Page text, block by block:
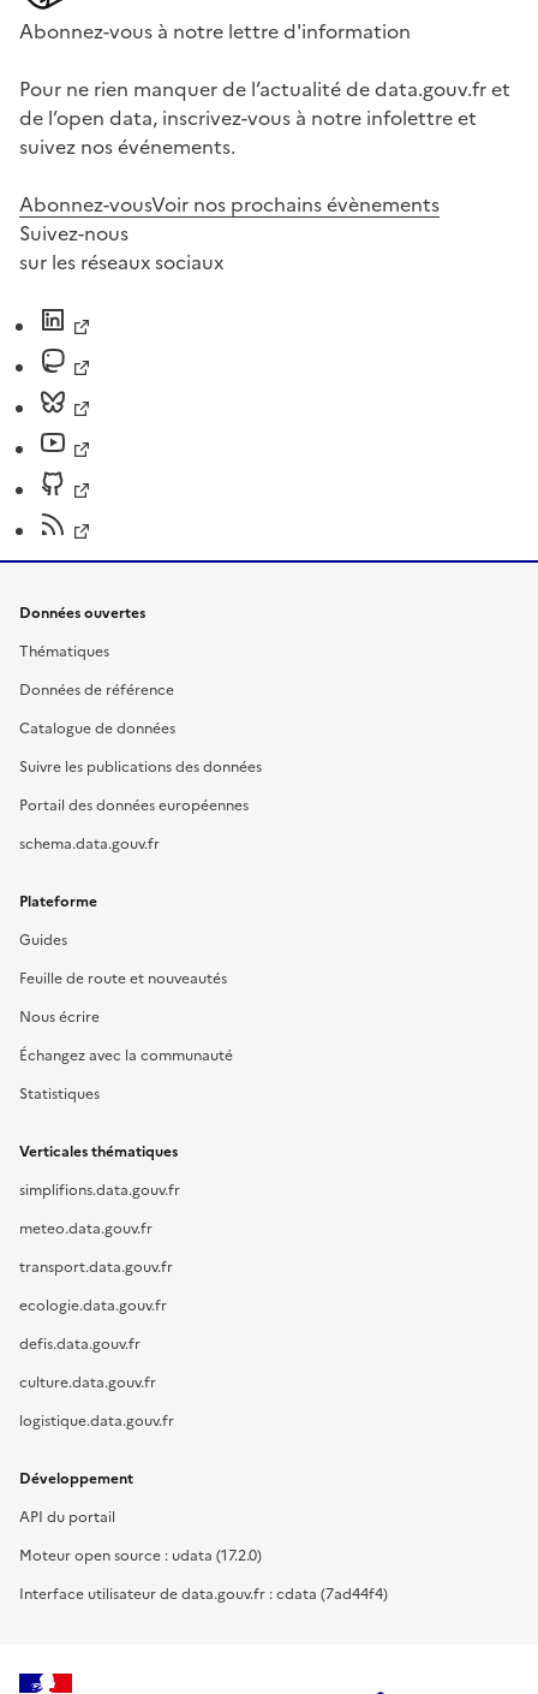
Abonnez-vous à notre lettre d'information
Pour ne rien manquer de l’actualité de data.gouv.fr et
de l’open data, inscrivez-vous à notre infolettre et
suivez nos événements.
Abonnez-vousVoir nos prochains évènements
Suivez-nous
sur les réseaux sociaux
Données ouvertes
Thématiques
Données de référence
Catalogue de données
Suivre les publications des données
Portail des données européennes
schema.data.gouv.fr
Plateforme
Guides
Feuille de route et nouveautés
Nous écrire
Échangez avec la communauté
Statistiques
Verticales thématiques
simplifions.data.gouv.fr
meteo.data.gouv.fr
transport.data.gouv.fr
ecologie.data.gouv.fr
defis.data.gouv.fr
culture.data.gouv.fr
logistique.data.gouv.fr
Développement
API du portail
Moteur open source : udata (17.2.0)
Interface utilisateur de data.gouv.fr : cdata (7ad44f4)